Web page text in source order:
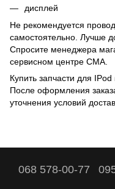
дисплей
Не рекомендуется
самостоятельно. Лучше
Спросите менеджера
сервисном центре СМА.
Купить запчасти для
После оформления
уточнения условий
068 578-00-77